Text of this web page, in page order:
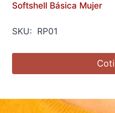
Softshell Básica Mujer
SKU: RP01